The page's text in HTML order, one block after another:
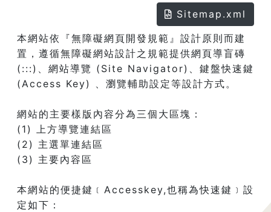
Sitemap.xml
本網站依『無障礙網頁開發規範』設計原則而建
置，遵循無障礙網站設計之規範提供網頁導盲磚
(:::)、網站導覽 (Site Navigator)、鍵盤快速鍵
(Access Key) 、瀏覽輔助設定等設計方式。
網站的主要樣版內容分為三個大區塊：
(1) 上方導覽連結區
(2) 主選單連結區
(3) 主要內容區
本網站的便捷鍵﹝Accesskey,也稱為快速鍵﹞設
定如下：